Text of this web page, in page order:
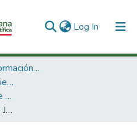
Log In (current)
3. Recursos de Información Científica y Tecnológica
3.2.2. Publicaciones Minciencias
Publicaciones seriadas de Minciencias
El recurso potencial de la Jaiba